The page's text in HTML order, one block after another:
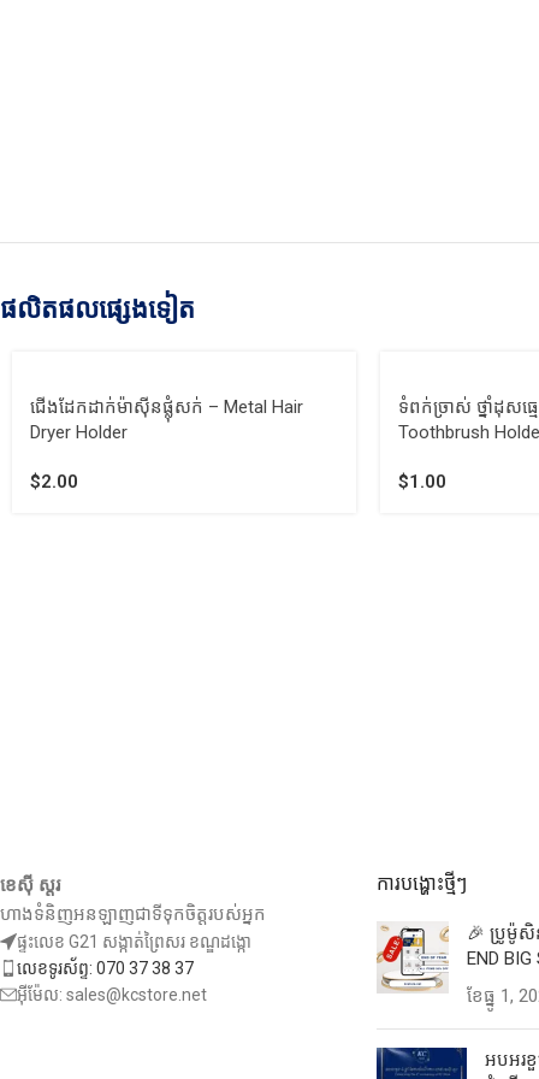
ផលិតផលផ្សេងទៀត
ជើងដែកដាក់ម៉ាស៊ីនផ្លុំសក់ – Metal Hair
Dryer Holder
$2.00
ទំពក់ច្រាស់​ ថ្នាំដុសធ្
Toothbrush
$1.00
ខេស៊ី ស្តរ
ហាងទំនិញអនឡាញជាទីទុកចិត្តរបស់អ្នក
ផ្ទះលេខ G21 សង្កាត់ព្រៃសរ ខណ្ឌដង្កោ
លេខទូរស័ព្ទ: 070 37 38 37
អ៊ីម៉ែល: sales@kcstore.net
ការបង្ហោះថ្មីៗ
🎉 ប្រូម៉ូសិ
END
ខែ​ធ្នូ 1,
អបអរខួ